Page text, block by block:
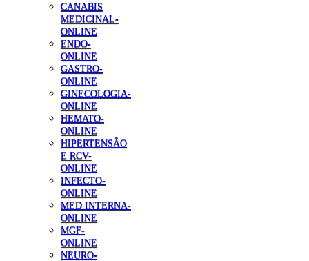
CANABIS
MEDICINAL-
ONLINE
ENDO-
ONLINE
GASTRO-
ONLINE
GINECOLOGIA-
ONLINE
HEMATO-
ONLINE
HIPERTENSÃO
E RCV-
ONLINE
INFECTO-
ONLINE
MED.INTERNA-
ONLINE
MGF-
ONLINE
NEURO-